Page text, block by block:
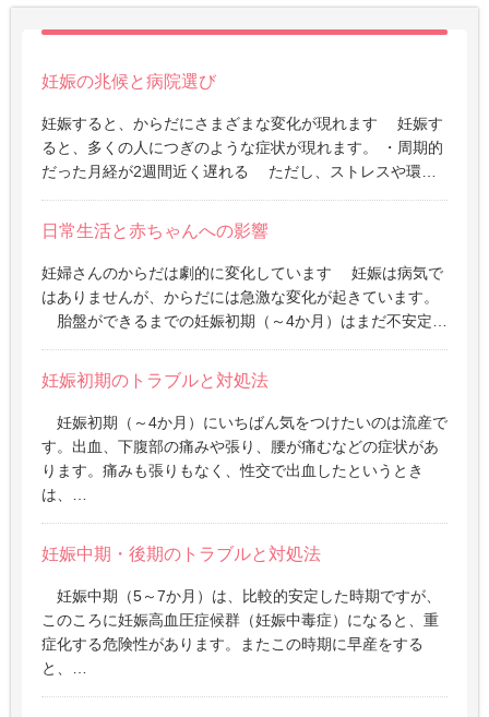
妊娠の兆候と病院選び
妊娠すると、からだにさまざまな変化が現れます 妊娠す
ると、多くの人につぎのような症状が現れます。 ・周期的
だった月経が2週間近く遅れる ただし、ストレスや環…
日常生活と赤ちゃんへの影響
妊婦さんのからだは劇的に変化しています 妊娠は病気で
はありませんが、からだには急激な変化が起きています。
胎盤ができるまでの妊娠初期（～4か月）はまだ不安定…
妊娠初期のトラブルと対処法
妊娠初期（～4か月）にいちばん気をつけたいのは流産で
す。出血、下腹部の痛みや張り、腰が痛むなどの症状があ
ります。痛みも張りもなく、性交で出血したというとき
は、…
妊娠中期・後期のトラブルと対処法
妊娠中期（5～7か月）は、比較的安定した時期ですが、
このころに妊娠高血圧症候群（妊娠中毒症）になると、重
症化する危険性があります。またこの時期に早産をする
と、…